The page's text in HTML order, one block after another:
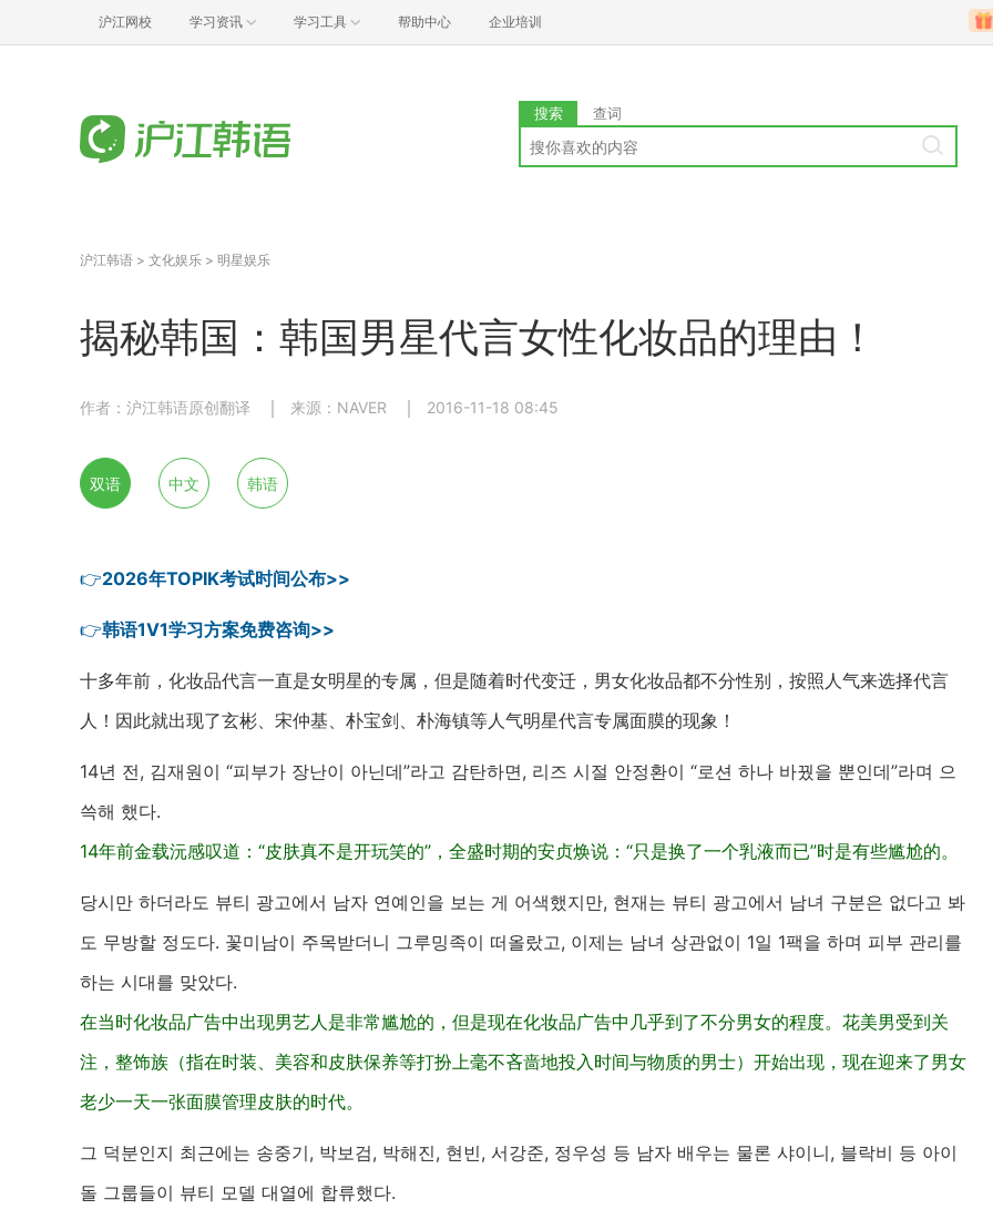
沪江网校 学习资讯 学习工具 帮助中心 企业培训
搜索 查词
沪江韩语 > 文化娱乐 > 明星娱乐
揭秘韩国：韩国男星代言女性化妆品的理由！
作者：沪江韩语原创翻译 来源：NAVER 2016-11-18 08:45
双语 中文 韩语
👉2026年TOPIK考试时间公布>>
👉韩语1V1学习方案免费咨询>>
十多年前，化妆品代言一直是女明星的专属，但是随着时代变迁，男女化妆品都不分性别，按照人气来选择代言
人！因此就出现了玄彬、宋仲基、朴宝剑、朴海镇等人气明星代言专属面膜的现象！
14년 전, 김재원이 “피부가 장난이 아닌데”라고 감탄하면, 리즈 시절 안정환이 “로션 하나 바꿨을 뿐인데”라며 으
쓱해 했다.
14年前金载沅感叹道：“皮肤真不是开玩笑的”，全盛时期的安贞焕说：“只是换了一个乳液而已”时是有些尴尬的。
당시만 하더라도 뷰티 광고에서 남자 연예인을 보는 게 어색했지만, 현재는 뷰티 광고에서 남녀 구분은 없다고 봐
도 무방할 정도다. 꽃미남이 주목받더니 그루밍족이 떠올랐고, 이제는 남녀 상관없이 1일 1팩을 하며 피부 관리를
하는 시대를 맞았다.
在当时化妆品广告中出现男艺人是非常尴尬的，但是现在化妆品广告中几乎到了不分男女的程度。花美男受到关
注，整饰族（指在时装、美容和皮肤保养等打扮上毫不吝啬地投入时间与物质的男士）开始出现，现在迎来了男女
老少一天一张面膜管理皮肤的时代。
그 덕분인지 최근에는 송중기, 박보검, 박해진, 현빈, 서강준, 정우성 등 남자 배우는 물론 샤이니, 블락비 등 아이
돌 그룹들이 뷰티 모델 대열에 합류했다.